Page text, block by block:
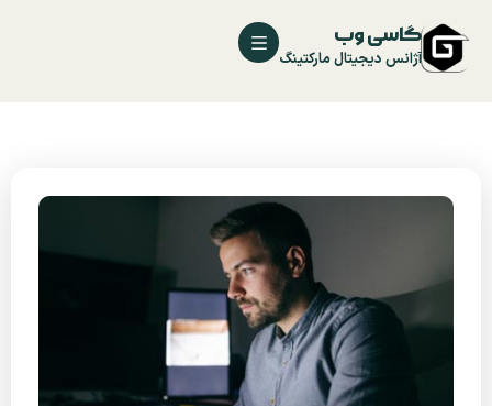
گاسی وب
آژانس دیجیتال مارکتینگ